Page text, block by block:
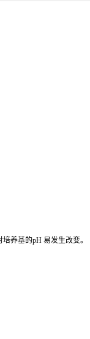
养基的pH 易发生改变。